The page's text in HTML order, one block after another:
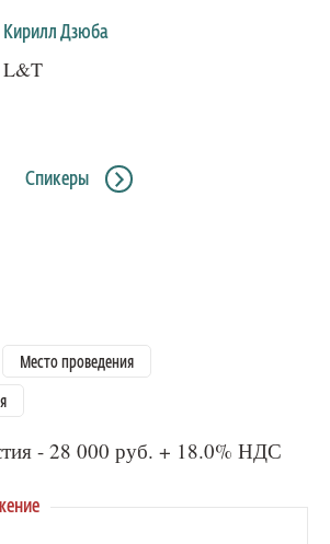
Кирилл Дзюба
L&T
Спикеры
Место проведения
- 28 000 руб. + 18.0% НДС